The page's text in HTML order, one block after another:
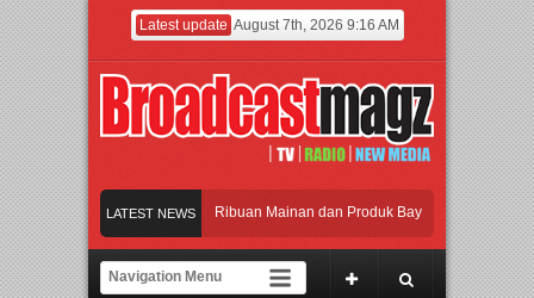
Latest update August 7th, 2026 9:16 AM
LATEST NEWS
Jakarta dengan Ribuan Mainan dan Produk Bayi dari Seluruh Dunia,
Gerbang Inovasi dan Peluang Bisnis Industri Gifts dan Housewares Asia